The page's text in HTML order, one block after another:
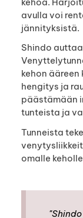
avulla voi
jännityksistä.
Shindo
kehon ääreen
hengitys ja
päästämään
tunteista ja
Tunneista
omalle